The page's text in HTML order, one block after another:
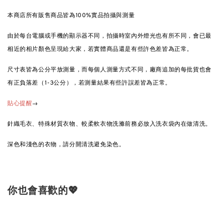
本商店所有販售商品皆為100%實品拍攝與測量
由於每台電腦或手機的顯示器不同，拍攝時室內外燈光也有所不同，會已最
相近的相片顏色呈現給大家，若實體商品還是有些許色差皆為正常。
尺寸表皆為公分平放測量，而每個人測量方式不同，廠商追加的每批貨也會
有正負落差（1-3公分），若測量結果有些許誤差皆為正常。
貼心提醒→
針織毛衣、特殊材質衣物、較柔軟衣物洗滌前務必放入洗衣袋內在做清洗。
深色和淺色的衣物，請分開清洗避免染色。
你也會喜歡的💖